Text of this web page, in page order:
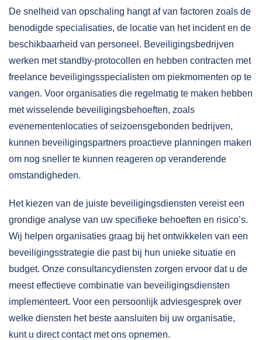
De snelheid van opschaling hangt af van factoren zoals de
benodigde specialisaties, de locatie van het incident en de
beschikbaarheid van personeel. Beveiligingsbedrijven
werken met standby-protocollen en hebben contracten met
freelance beveiligingsspecialisten om piekmomenten op te
vangen. Voor organisaties die regelmatig te maken hebben
met wisselende beveiligingsbehoeften, zoals
evenementenlocaties of seizoensgebonden bedrijven,
kunnen beveiligingspartners proactieve planningen maken
om nog sneller te kunnen reageren op veranderende
omstandigheden.
Het kiezen van de juiste beveiligingsdiensten vereist een
grondige analyse van uw specifieke behoeften en risico’s.
Wij helpen organisaties graag bij het ontwikkelen van een
beveiligingsstrategie die past bij hun unieke situatie en
budget. Onze consultancydiensten zorgen ervoor dat u de
meest effectieve combinatie van beveiligingsdiensten
implementeert. Voor een persoonlijk adviesgesprek over
welke diensten het beste aansluiten bij uw organisatie,
kunt u directcontactmet ons opnemen.